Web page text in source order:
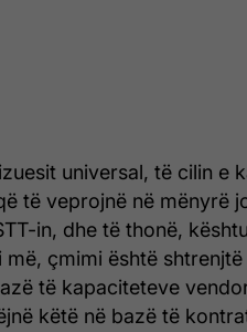
universal, të cilin e
të veprojnë në mënyrë
in, dhe të thonë,
çmimi është
të kapaciteteve
këtë në bazë të